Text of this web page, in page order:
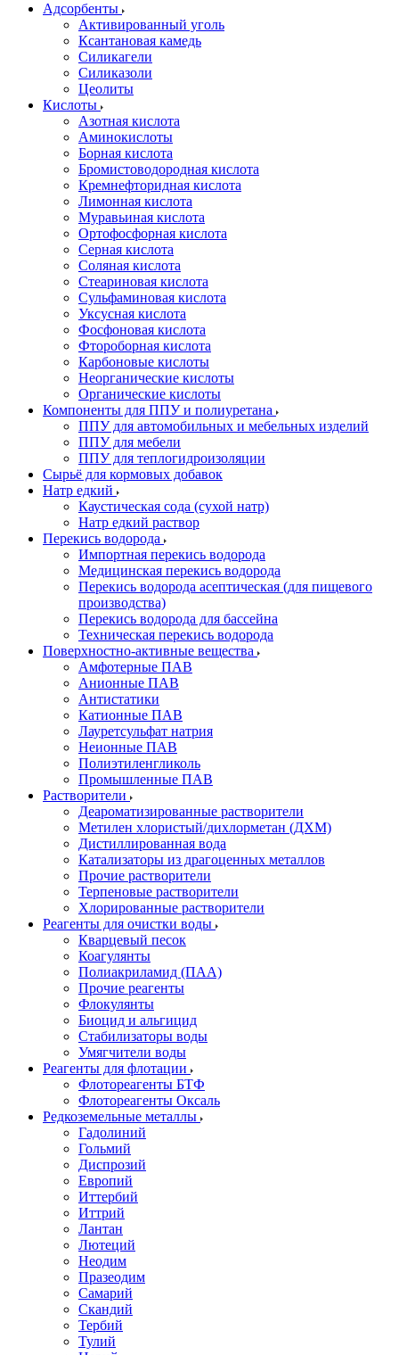
Адсорбенты
Активированный уголь
Ксантановая камедь
Силикагели
Силиказоли
Цеолиты
Кислоты
Азотная кислота
Аминокислоты
Борная кислота
Бромистоводородная кислота
Кремнефторидная кислота
Лимонная кислота
Муравьиная кислота
Ортофосфорная кислота
Серная кислота
Соляная кислота
Стеариновая кислота
Сульфаминовая кислота
Уксусная кислота
Фосфоновая кислота
Фтороборная кислота
Карбоновые кислоты
Неорганические кислоты
Органические кислоты
Компоненты для ППУ и полиуретана
ППУ для автомобильных и мебельных изделий
ППУ для мебели
ППУ для теплогидроизоляции
Сырьё для кормовых добавок
Натр едкий
Каустическая сода (сухой натр)
Натр едкий раствор
Перекись водорода
Импортная перекись водорода
Медицинская перекись водорода
Перекись водорода асептическая (для пищевого
производства)
Перекись водорода для бассейна
Техническая перекись водорода
Поверхностно-активные вещества
Амфотерные ПАВ
Анионные ПАВ
Антистатики
Катионные ПАВ
Лауретсульфат натрия
Неионные ПАВ
Полиэтиленгликоль
Промышленные ПАВ
Растворители
Деароматизированные растворители
Метилен хлористый/дихлорметан (ДХМ)
Дистиллированная вода
Катализаторы из драгоценных металлов
Прочие растворители
Терпеновые растворители
Хлорированные растворители
Реагенты для очистки воды
Кварцевый песок
Коагулянты
Полиакриламид (ПАА)
Прочие реагенты
Флокулянты
Биоцид и альгицид
Стабилизаторы воды
Умягчители воды
Реагенты для флотации
Флотореагенты БТФ
Флотореагенты Оксаль
Редкоземельные металлы
Гадолиний
Гольмий
Диспрозий
Европий
Иттербий
Иттрий
Лантан
Лютеций
Неодим
Празеодим
Самарий
Скандий
Тербий
Тулий